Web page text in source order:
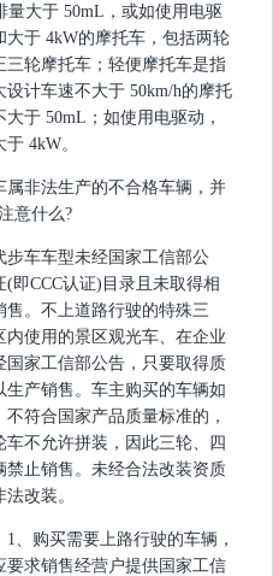
量大于 50mL，或如使用电驱
于 4kW的摩托车，包括两轮
轮摩托车；轻便摩托车是指
计车速不大于 50km/h的摩托
于 50mL；如使用电驱动，
4kW。
非法生产的不合格车辆，并
意什么?
车车型未经国家工信部公
即CCC认证)目录且未取得相
。不上道路行驶的特殊三
使用的景区观光车、在企业
家工信部公告，只要取得质
产销售。车主购买的车辆如
符合国家产品质量标准的，
不允许拼装，因此三轮、四
止销售。未经合法改装资质
改装。
购买需要上路行驶的车辆，
求销售经营户提供国家工信